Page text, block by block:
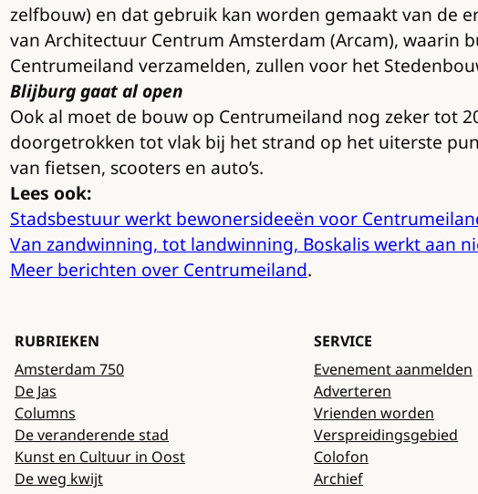
zelfbouw) en dat gebruik kan worden gemaakt van de
van Architectuur Centrum Amsterdam (Arcam),
Centrumeiland verzamelden, zullen voor het
Blijburg gaat al open
Ook al moet de bouw op Centrumeiland nog zeker tot
doorgetrokken tot vlak bij het strand op het uiterste
van fietsen, scooters en auto’s.
Lees ook:
Stadsbestuur werkt bewonersideeën voor
Van zandwinning, tot landwinning, Boskalis werkt aan
Meer berichten over Centrumeiland.
RUBRIEKEN
Amsterdam 750
De Jas
Columns
De veranderende stad
Kunst en Cultuur in Oost
De weg kwijt
SERVICE
Evenement aanmelden
Adverteren
Vrienden worden
Verspreidingsgebied
Colofon
Archief